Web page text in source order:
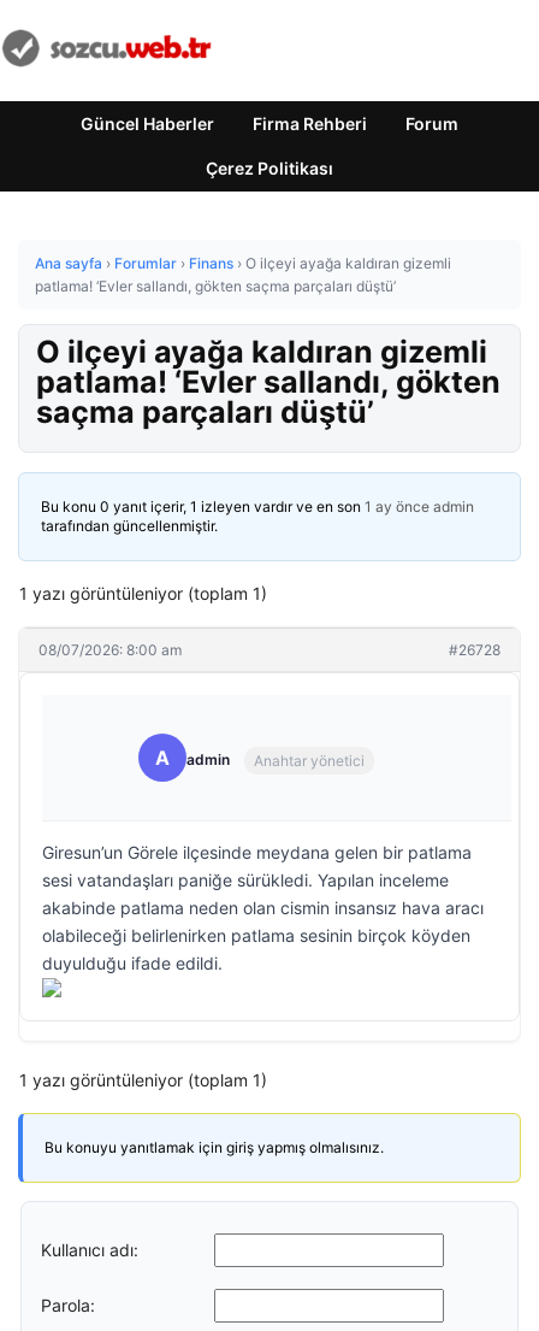
Güncel Haberler Firma Rehberi Forum
Çerez Politikası
Ana sayfa › Forumlar › Finans › O ilçeyi ayağa kaldıran gizemli
patlama! ‘Evler sallandı, gökten saçma parçaları düştü’
O ilçeyi ayağa kaldıran gizemli
patlama! ‘Evler sallandı, gökten
saçma parçaları düştü’
Bu konu 0 yanıt içerir, 1 izleyen vardır ve en son 1 ay önce admin
tarafından güncellenmiştir.
1 yazı görüntüleniyor (toplam 1)
08/07/2026: 8:00 am #26728
A admin Anahtar yönetici
Giresun’un Görele ilçesinde meydana gelen bir patlama
sesi vatandaşları paniğe sürükledi. Yapılan inceleme
akabinde patlama neden olan cismin insansız hava aracı
olabileceği belirlenirken patlama sesinin birçok köyden
duyulduğu ifade edildi.
1 yazı görüntüleniyor (toplam 1)
Bu konuyu yanıtlamak için giriş yapmış olmalısınız.
Kullanıcı adı:
Parola: